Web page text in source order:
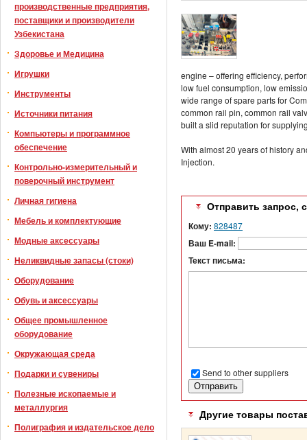
производственные предприятия,
поставщики и производители
Узбекистана
Здоровье и Медицина
Игрушки
Инструменты
Источники питания
Компьютеры и программное
обеспечение
Контрольно-измерительный и
поверочный инструмент
Личная гигиена
Мебель и комплектующие
Модные аксессуары
Неликвидные запасы (стоки)
Оборудование
Обувь и аксессуары
Общее промышленное
оборудование
Окружающая среда
Подарки и сувениры
Полезные ископаемые и
металлургия
Полиграфия и издательское дело
engine – offering efficiency,
low fuel consumption, low
wide range of spare parts for
common rail pin, common rail
built a slid reputation for
With almost 20 years of history
Injection.
Отправить запрос,
Кому: 828487
Ваш E-mail:
Текст письма:
Send to other suppliers
Другие товары